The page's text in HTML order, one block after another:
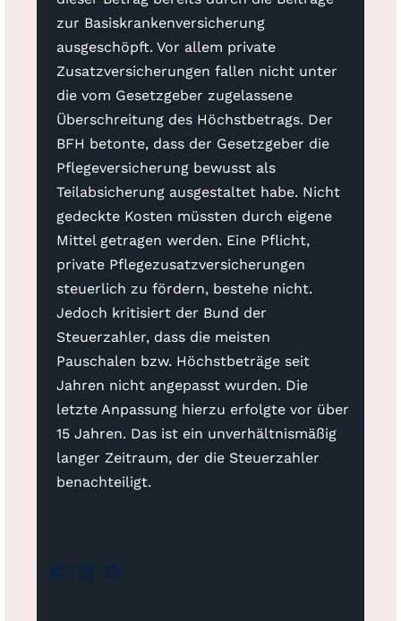
zur Basiskrankenversicherung
ausgeschöpft. Vor allem private
Zusatzversicherungen fallen nicht unter
die vom Gesetzgeber zugelassene
Überschreitung des Höchstbetrags. Der
BFH betonte, dass der Gesetzgeber die
Pflegeversicherung bewusst als
Teilabsicherung ausgestaltet habe. Nicht
gedeckte Kosten müssten durch eigene
Mittel getragen werden. Eine Pflicht,
private Pflegezusatzversicherungen
steuerlich zu fördern, bestehe nicht.
Jedoch kritisiert der Bund der
Steuerzahler, dass die meisten
Pauschalen bzw. Höchstbeträge seit
Jahren nicht angepasst wurden. Die
letzte Anpassung hierzu erfolgte vor über
15 Jahren. Das ist ein unverhältnismäßig
langer Zeitraum, der die Steuerzahler
benachteiligt.